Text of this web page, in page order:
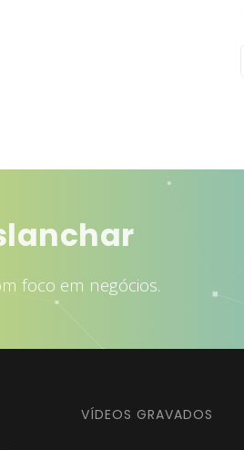
foco em negócios.
VÍDEOS GRAVADOS